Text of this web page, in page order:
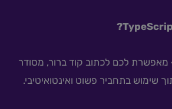
מאפשרת לכם לכתוב קוד ברור, מסודר
שימוש בתחביר פשוט ואינטואיטיבי.